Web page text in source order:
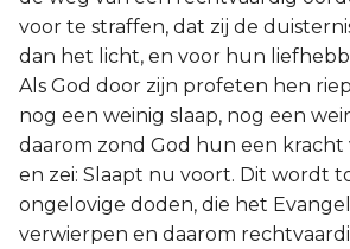
voor te straffen, dat zij de
dan het licht, en voor hun
Als God door zijn profeten hen
nog een weinig slaap, nog een
daarom zond God hun een kracht
en zei: Slaapt nu voort. Dit wordt
ongelovige doden, die het
verwierpen en daarom